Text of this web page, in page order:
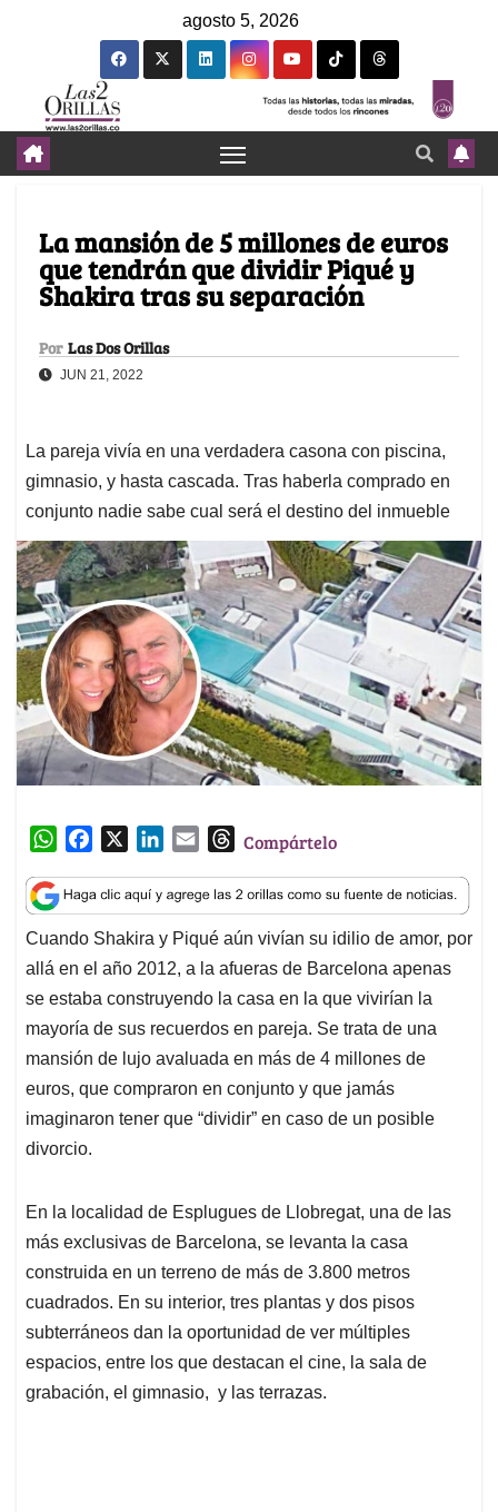
agosto 5, 2026
La mansión de 5 millones de euros
que tendrán que dividir Piqué y
Shakira tras su separación
Por Las Dos Orillas
JUN 21, 2022
La pareja vivía en una verdadera casona con piscina,
gimnasio, y hasta cascada. Tras haberla comprado en
conjunto nadie sabe cual será el destino del inmueble
W
a
t
s
A
p
p
c
e
b
o
o
k
n
k
e
d
I
n
a
i
l
T
r
e
a
d
s
Compártelo
Cuando Shakira y Piqué aún vivían su idilio de amor, por
allá en el año 2012, a la afueras de Barcelona apenas
se estaba construyendo la casa en la que vivirían la
mayoría de sus recuerdos en pareja. Se trata de una
mansión de lujo avaluada en más de 4 millones de
euros, que compraron en conjunto y que jamás
imaginaron tener que “dividir” en caso de un posible
divorcio.
En la localidad de Esplugues de Llobregat, una de las
más exclusivas de Barcelona, se levanta la casa
construida en un terreno de más de 3.800 metros
cuadrados. En su interior, tres plantas y dos pisos
subterráneos dan la oportunidad de ver múltiples
espacios, entre los que destacan el cine, la sala de
grabación, el gimnasio, y las terrazas.